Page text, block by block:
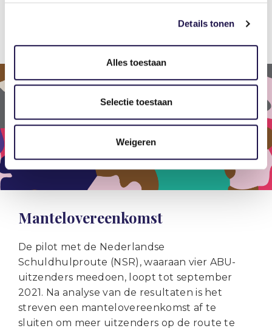
Details tonen
Alles toestaan
Selectie toestaan
Weigeren
Mantelovereenkomst
De pilot met de Nederlandse
Schuldhulproute (NSR), waaraan vier ABU-
uitzenders meedoen, loopt tot september
2021. Na analyse van de resultaten is het
streven een mantelovereenkomst af te
sluiten om meer uitzenders op de route te